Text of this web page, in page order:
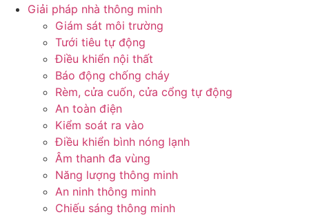
Giải pháp nhà thông minh
Giám sát môi trường
Tưới tiêu tự động
Điều khiển nội thất
Báo động chống cháy
Rèm, cửa cuốn, cửa cổng tự động
An toàn điện
Kiểm soát ra vào
Điều khiển bình nóng lạnh
Âm thanh đa vùng
Năng lượng thông minh
An ninh thông minh
Chiếu sáng thông minh